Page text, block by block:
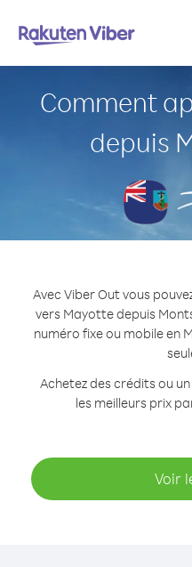
Comment
depuis
Avec Viber Out vous
vers Mayotte depuis
numéro fixe ou mobile en
Achetez des crédits ou
les meilleurs prix
Voir